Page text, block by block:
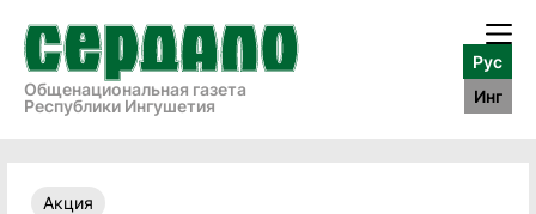
Общенациональная газета
Республики Ингушетия
Рус
Инг
Акция